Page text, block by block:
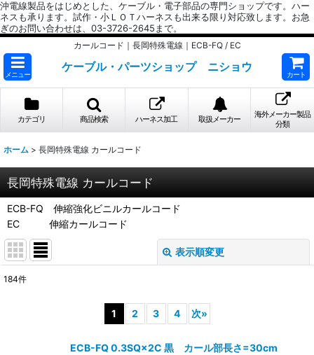
沖電線製品をはじめとした、ケーブル・電子部品の専門ショップです。ハー
ネスも承ります。試作・小ＬＯＴハーネスも出来る限り対応致します。お急
ぎのお問い合わせは、03-3726-2645まで。
カールコード｜長岡特殊電線｜ECB-FQ / EC
メニュー
ケーブル・パーツショップ ニショウ
カート
カテゴリ 商品検索 ハーネス加工 取扱メーカー
海外メーカー製品
分類
ホーム > 長岡特殊電線 カールコード
長岡特殊電線 カールコード
ECB-FQ 伸縮強化ビニルカールコード
EC 伸縮カールコード
表示順変更
サブカテゴリ
184件
1 2 3 4 次»
ECB-FQ 0.3SQ×2C 黒 カール部長さ=30cm